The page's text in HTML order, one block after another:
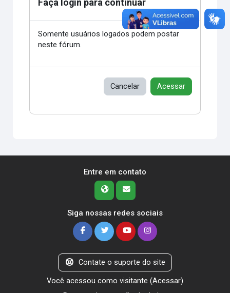
Faça login para continuar
Somente usuários logados podem postar
neste fórum.
Cancelar Acessar
Entre em contato
Siga nossas redes sociais
Contate o suporte do site
Você acessou como visitante (Acessar)